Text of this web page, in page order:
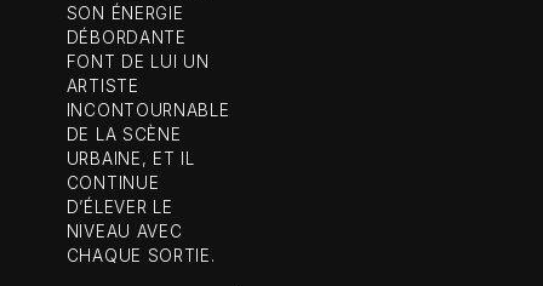
SON ÉNERGIE
DÉBORDANTE
FONT DE LUI UN
ARTISTE
INCONTOURNABLE
DE LA SCÈNE
URBAINE, ET IL
CONTINUE
D’ÉLEVER LE
NIVEAU AVEC
CHAQUE SORTIE.